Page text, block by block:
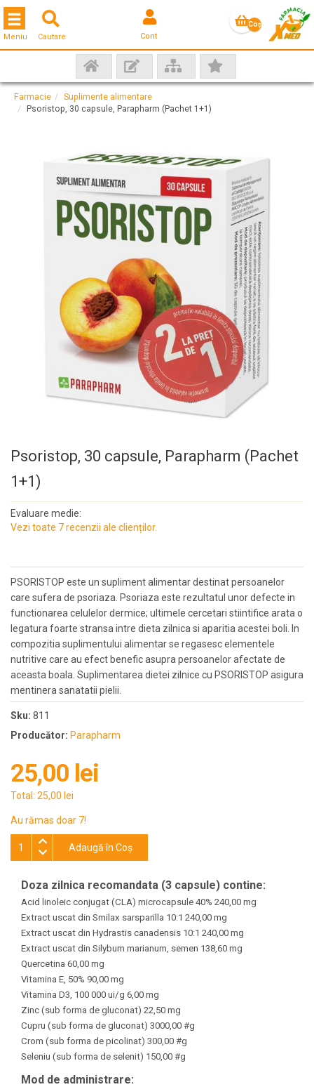
Cautare Cont
Coş
Toggle navigation
Meniu
Farmacie
Suplimente alimentare
Psoristop, 30 capsule, Parapharm (Pachet 1+1)
Psoristop, 30 capsule, Parapharm (Pachet
1+1)
Evaluare medie:
Vezi toate 7 recenzii ale clienților.
PSORISTOP este un supliment alimentar destinat persoanelor
care sufera de psoriaza. Psoriaza este rezultatul unor defecte in
functionarea celulelor dermice; ultimele cercetari stiintifice arata o
legatura foarte stransa intre dieta zilnica si aparitia acestei boli. In
compozitia suplimentului alimentar se regasesc elementele
nutritive care au efect benefic asupra persoanelor afectate de
aceasta boala. Suplimentarea dietei zilnice cu PSORISTOP asigura
mentinera sanatatii pielii.
Sku: 811
Producător: Parapharm
25,00 lei
Total: 25,00 lei
Au rămas doar 7!
Adaugă în Coş
Doza zilnica recomandata (3 capsule) contine:
Acid linoleic conjugat (CLA) microcapsule 40% 240,00 mg
Extract uscat din Smilax sarsparilla 10:1 240,00 mg
Extract uscat din Hydrastis canadensis 10:1 240,00 mg
Extract uscat din Silybum marianum, semen 138,60 mg
Quercetina 60,00 mg
Vitamina E, 50% 90,00 mg
Vitamina D3, 100 000 ui/g 6,00 mg
Zinc (sub forma de gluconat) 22,50 mg
Cupru (sub forma de gluconat) 3000,00 #g
Crom (sub forma de picolinat) 300,00 #g
Seleniu (sub forma de selenit) 150,00 #g
Mod de administrare: